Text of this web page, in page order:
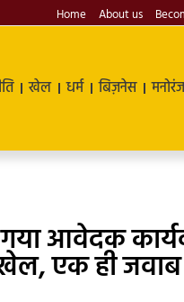
Home About us
खेल धर्म बिज़नेस
आवेदक
एक ही जवाब